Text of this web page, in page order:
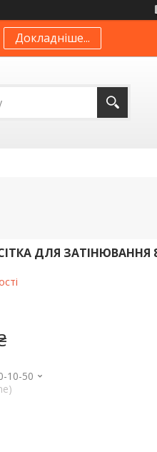
Докладніше...
ДЛЯ ЗАТІНЮВАННЯ
10-50